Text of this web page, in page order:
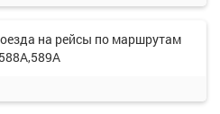
на рейсы по маршрутам